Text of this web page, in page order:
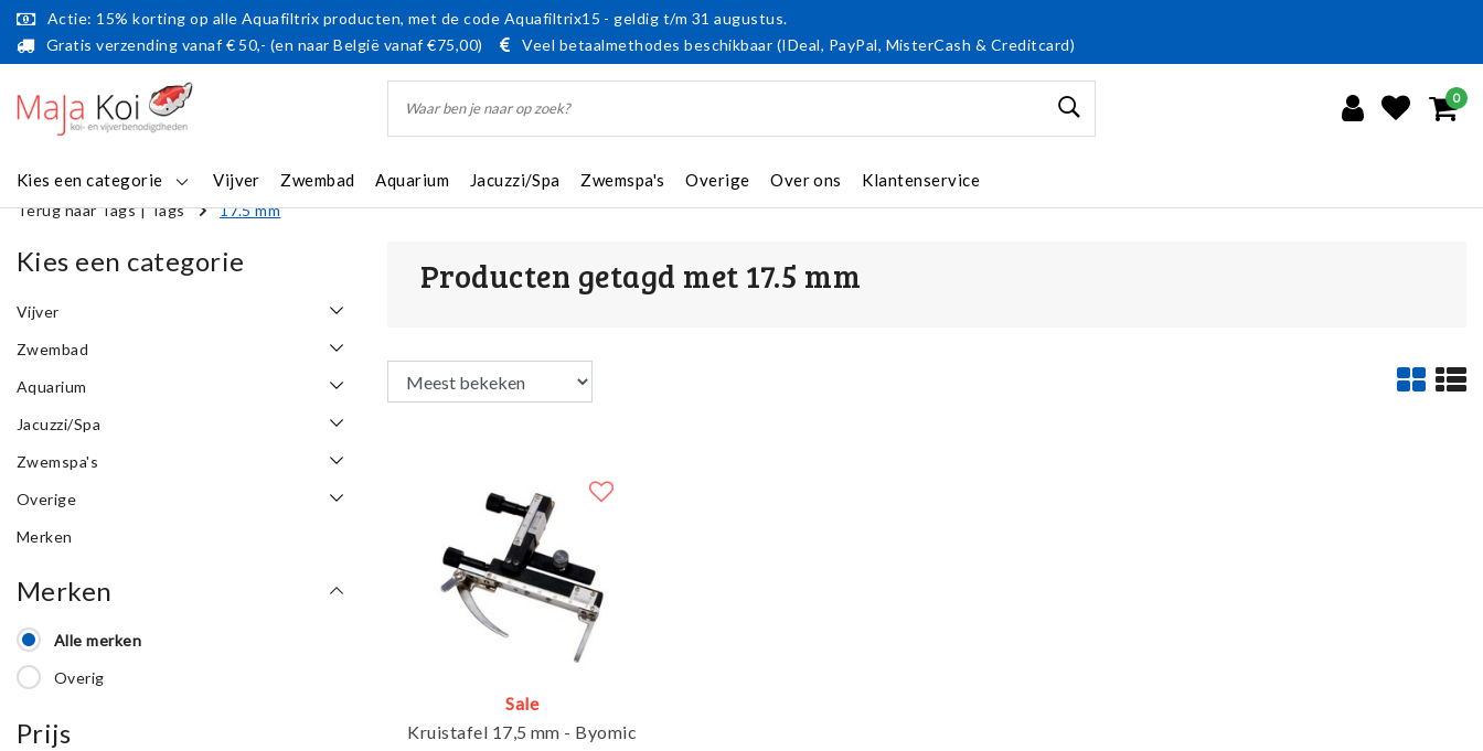
Actie: 15% korting op alle Aquafiltrix producten, met de code Aquafiltrix15 - geldig t/m 31 augustus.
Gratis verzending vanaf € 50,- (en naar België vanaf €75,00)
Veel betaalmethodes beschikbaar (IDeal, PayPal, MisterCash & Creditcard)
0
Kies een categorie Vijver Zwembad Aquarium Jacuzzi/Spa Zwemspa's Overige Over ons Klantenservice
Terug naar Tags|Tags 17.5 mm
Kies een categorie
Vijver
Zwembad
Aquarium
Jacuzzi/Spa
Zwemspa's
Overige
Merken
Merken
Alle merken
Overig
Prijs
Producten getagd met 17.5 mm
Sale
Kruistafel 17,5 mm - Byomic